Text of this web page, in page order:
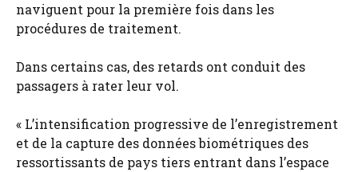
naviguent pour la première fois dans les
procédures de traitement.
Dans certains cas, des retards ont conduit des
passagers à rater leur vol.
« L’intensification progressive de l’enregistrement
et de la capture des données biométriques des
ressortissants de pays tiers entrant dans l’espace